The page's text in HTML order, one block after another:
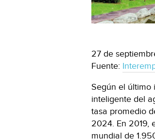
27 de
Fuente:
Según el último
inteligente del
tasa promedio
2024. En 2019,
mundial de